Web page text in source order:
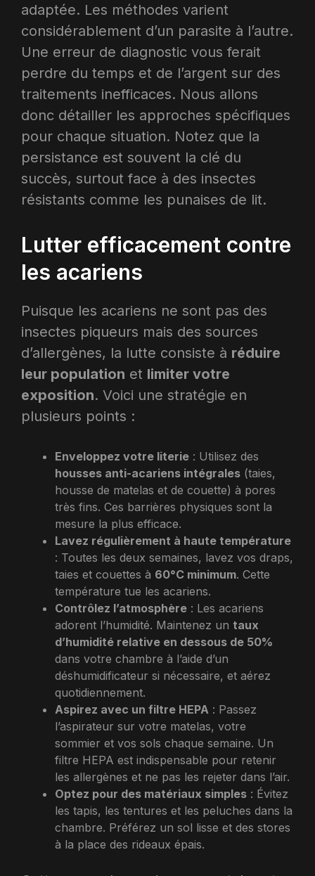
adaptée. Les méthodes varient
considérablement d’un parasite à l’autre.
Une erreur de diagnostic vous ferait
perdre du temps et de l’argent sur des
traitements inefficaces. Nous allons
donc détailler les approches spécifiques
pour chaque situation. Notez que la
persistance est souvent la clé du
succès, surtout face à des insectes
résistants comme les punaises de lit.
Lutter efficacement contre
les acariens
Puisque les acariens ne sont pas des
insectes piqueurs mais des sources
d’allergènes, la lutte consiste à réduire
leur population et limiter votre
exposition. Voici une stratégie en
plusieurs points :
Enveloppez votre literie : Utilisez des
housses anti-acariens intégrales (taies,
housse de matelas et de couette) à pores
très fins. Ces barrières physiques sont la
mesure la plus efficace.
Lavez régulièrement à haute température
: Toutes les deux semaines, lavez vos draps,
taies et couettes à 60°C minimum. Cette
température tue les acariens.
Contrôlez l’atmosphère : Les acariens
adorent l’humidité. Maintenez un taux
d’humidité relative en dessous de 50%
dans votre chambre à l’aide d’un
déshumidificateur si nécessaire, et aérez
quotidiennement.
Aspirez avec un filtre HEPA : Passez
l’aspirateur sur votre matelas, votre
sommier et vos sols chaque semaine. Un
filtre HEPA est indispensable pour retenir
les allergènes et ne pas les rejeter dans l’air.
Optez pour des matériaux simples : Évitez
les tapis, les tentures et les peluches dans la
chambre. Préférez un sol lisse et des stores
à la place des rideaux épais.